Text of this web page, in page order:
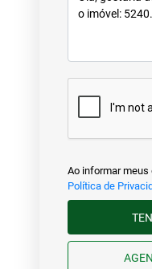
Ao informar meus
Política de